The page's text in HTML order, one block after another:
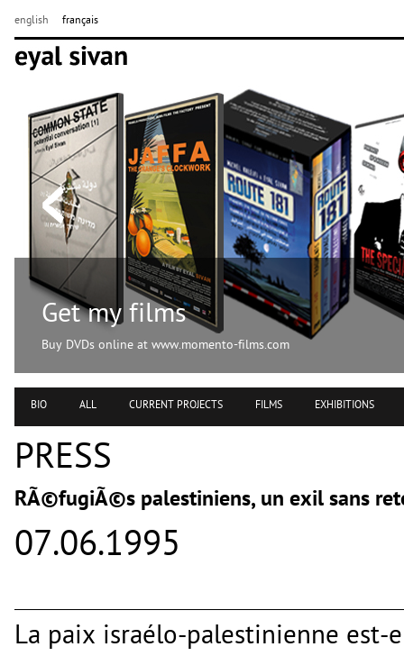
english français
Get my films
Buy DVDs online at www.momento-films.com
BIO ALL CURRENT PROJECTS FILMS EXHIBITIONS
PRESS
RÃ©fugiÃ©s palestiniens, un exil sans
07.06.1995
La paix israélo-palestinienne est-